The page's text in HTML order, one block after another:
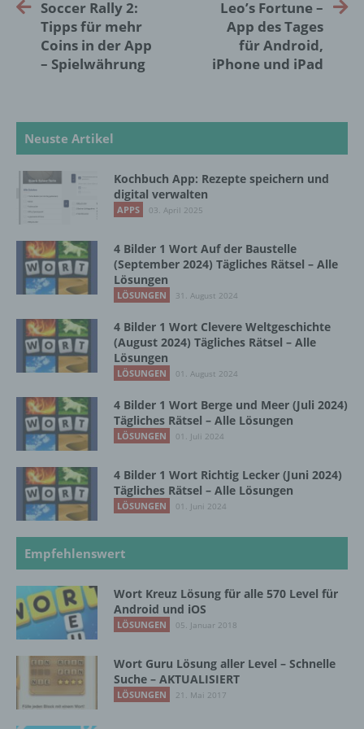
Soccer Rally 2:
Tipps für mehr
Coins in der App
– Spielwährung
Leo’s Fortune –
App des Tages
für Android,
iPhone und iPad
Neuste Artikel
Kochbuch App: Rezepte speichern und
digital verwalten
APPS 03. April 2025
4 Bilder 1 Wort Auf der Baustelle
(September 2024) Tägliches Rätsel – Alle
Lösungen
LÖSUNGEN 31. August 2024
4 Bilder 1 Wort Clevere Weltgeschichte
(August 2024) Tägliches Rätsel – Alle
Lösungen
LÖSUNGEN 01. August 2024
4 Bilder 1 Wort Berge und Meer (Juli 2024)
Tägliches Rätsel – Alle Lösungen
LÖSUNGEN 01. Juli 2024
4 Bilder 1 Wort Richtig Lecker (Juni 2024)
Tägliches Rätsel – Alle Lösungen
LÖSUNGEN 01. Juni 2024
Empfehlenswert
Wort Kreuz Lösung für alle 570 Level für
Android und iOS
LÖSUNGEN 05. Januar 2018
Wort Guru Lösung aller Level – Schnelle
Suche – AKTUALISIERT
LÖSUNGEN 21. Mai 2017
künftige Verarbeitung einzuschränken.
e) Profiling
Verarbeitung personenbezogener Daten, die
darin besteht, dass diese
personenbezogenen Daten verwendet
werden, um bestimmte persönliche Aspekte,
die sich auf eine natürliche Person beziehen,
zu bewerten, insbesondere, um Aspekte
bezüglich Arbeitsleistung, wirtschaftlicher
Interessen, Zuverlässigkeit, Verhalten,
Aufenthaltsort oder Ortswechsel dieser
natürlichen Person zu analysieren oder
vorherzusagen.
f) Pseudonymisierung
Pseudonymisierung ist die Verarbeitung
personenbezogener Daten in einer Weise,
auf welche die personenbezogenen Daten
ohne Hinzuziehung zusätzlicher
betroffenen Person zugeordnet werden
können, sofern diese zusätzlichen
Informationen gesondert aufbewahrt werden
dass die personenbezogenen Daten nicht
natürlichen Person zugewiesen werden.
Verantwortlicher
Verantwortlicher oder für die Verarbeitung
Verantwortlicher ist die natürliche oder